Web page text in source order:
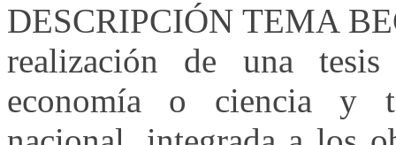
️DESCRIPCIÓN TEMA
realización de una
economía o ciencia y